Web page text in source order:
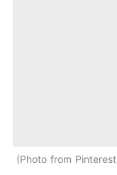
Photo from Pinterest